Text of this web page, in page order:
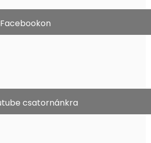
csatornánkra